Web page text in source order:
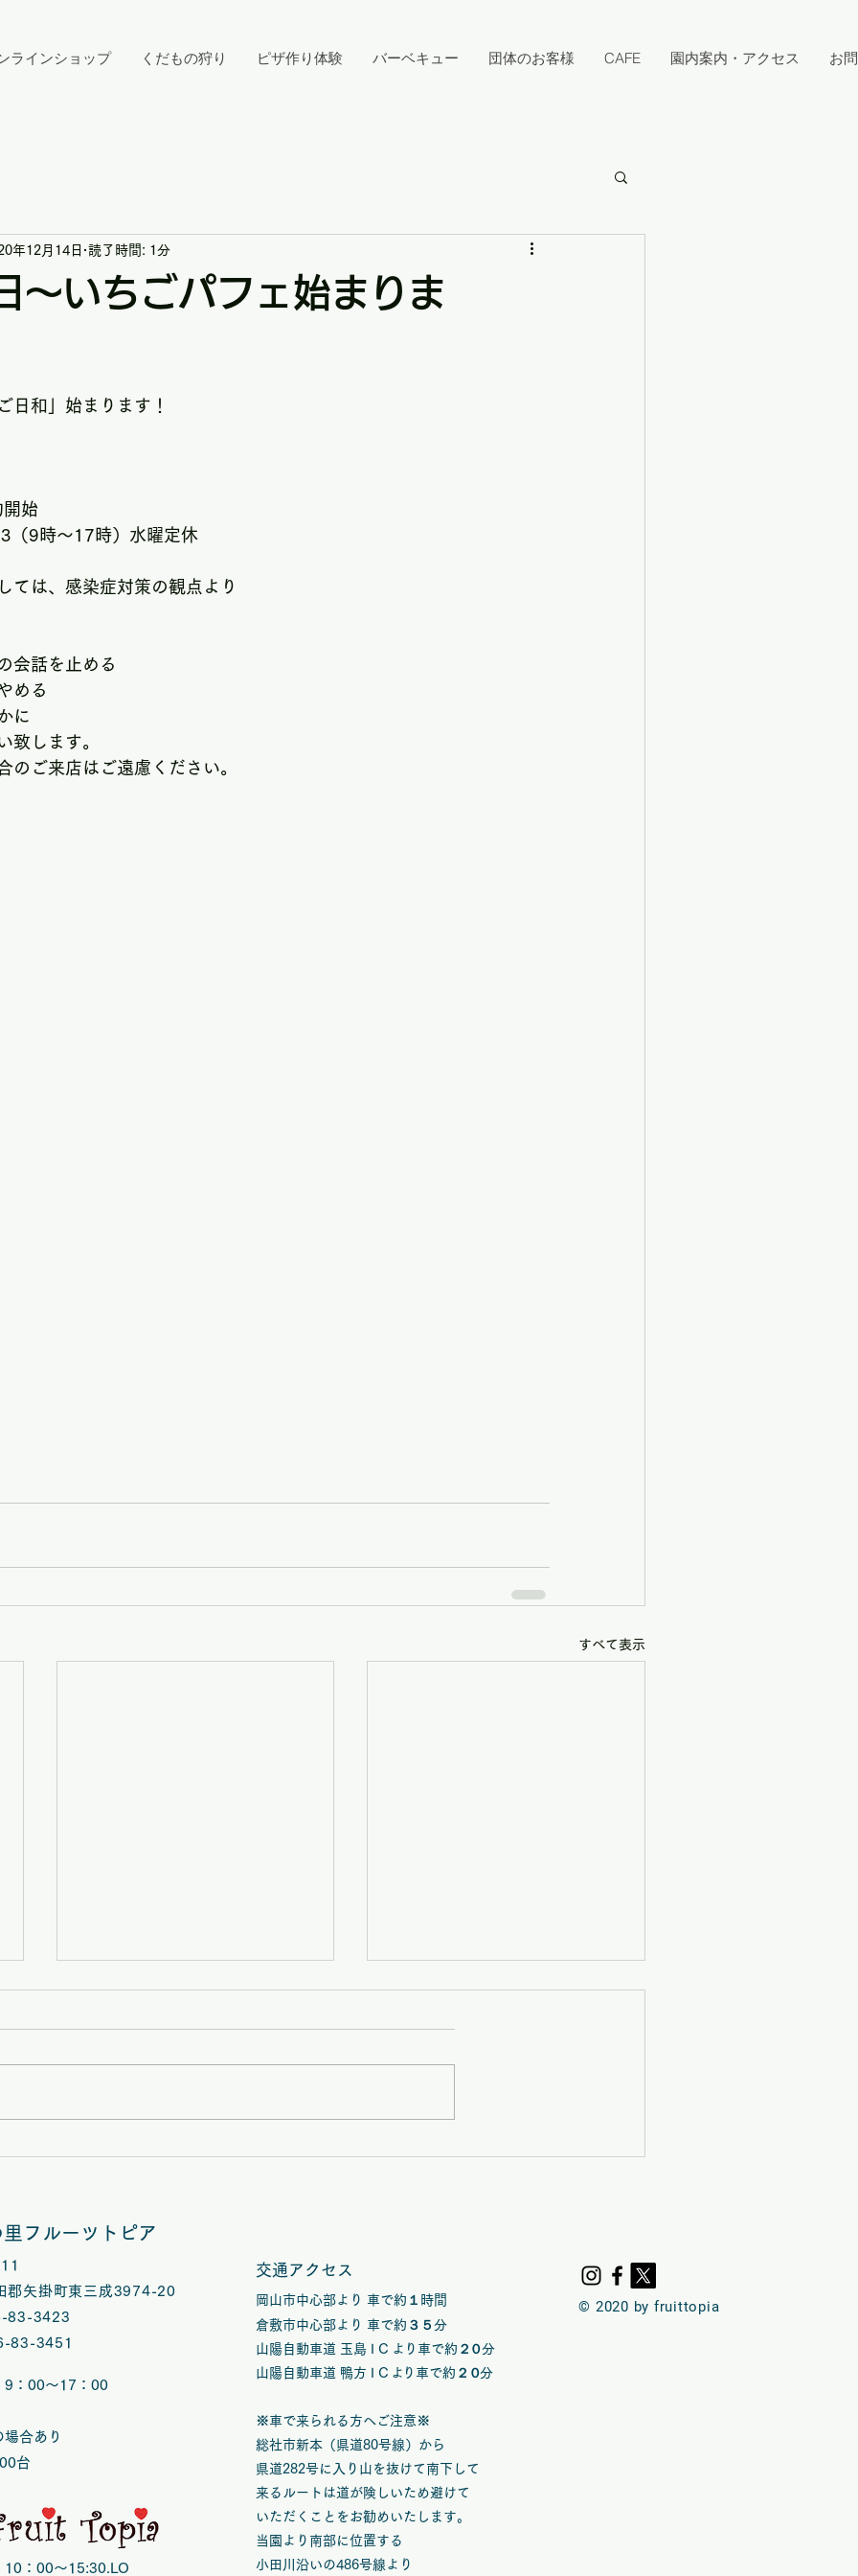
ラインショップ くだもの狩り ピザ作り体験 バーベキュー 団体のお客様 CAFE 園内案内・アクセス お
いちごパフェ始まりま
年12月14日 読了時間: 1分
日和」始まります！
始
（9時～17時）水曜定休
ては、感染症対策の観点より
話を止める
める
に
致します。
のご来店はご遠慮ください。
すべて表示
8/9(日)は矢掛フルーツトピ
みスペシャルVOL.58開催
7/5(日)は矢掛フルーツトピ
フルーツトピア
郡矢掛町東三成3974-20
83-3423
83-3451
：00～17：00
合あり
台
：00～15:30.LO
交通アクセス
岡山市中心部より 車で約１時間
倉敷市中心部より 車で約３５分
山陽自動車道 玉島 I C よ り車で約 ２０​分
山陽自動車道 鴨方 I Cよ り車で約 ２０​分​
※車で来られる方へご注意※
総社市新本（県道80号線）から
県道282号に入り山を抜けて南下して
来るルートは道が険しいため避けて
いただくことをお勧めいたします。
当園より南部に位置する
小田川沿いの486号線より
© 2020 by fruittopia